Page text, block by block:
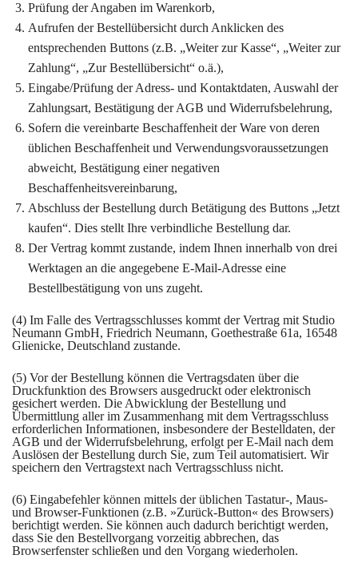
Prüfung der Angaben im Warenkorb,
Aufrufen der Bestellübersicht durch Anklicken des
entsprechenden Buttons (z.B. „Weiter zur Kasse“, „Weiter zur
Zahlung“, „Zur Bestellübersicht“ o.ä.),
Eingabe/Prüfung der Adress- und Kontaktdaten, Auswahl der
Zahlungsart, Bestätigung der AGB und Widerrufsbelehrung,
Sofern die vereinbarte Beschaffenheit der Ware von deren
üblichen Beschaffenheit und Verwendungsvoraussetzungen
abweicht, Bestätigung einer negativen
Beschaffenheitsvereinbarung,
Abschluss der Bestellung durch Betätigung des Buttons „Jetzt
kaufen“. Dies stellt Ihre verbindliche Bestellung dar.
Der Vertrag kommt zustande, indem Ihnen innerhalb von drei
Werktagen an die angegebene E-Mail-Adresse eine
Bestellbestätigung von uns zugeht.
(4) Im Falle des Vertragsschlusses kommt der Vertrag mit Studio
Neumann GmbH, Friedrich Neumann, Goethestraße 61a, 16548
Glienicke, Deutschland zustande.
(5) Vor der Bestellung können die Vertragsdaten über die
Druckfunktion des Browsers ausgedruckt oder elektronisch
gesichert werden. Die Abwicklung der Bestellung und
Übermittlung aller im Zusammenhang mit dem Vertragsschluss
erforderlichen Informationen, insbesondere der Bestelldaten, der
AGB und der Widerrufsbelehrung, erfolgt per E-Mail nach dem
Auslösen der Bestellung durch Sie, zum Teil automatisiert. Wir
speichern den Vertragstext nach Vertragsschluss nicht.
(6) Eingabefehler können mittels der üblichen Tastatur-, Maus-
und Browser-Funktionen (z.B. »Zurück-Button« des Browsers)
berichtigt werden. Sie können auch dadurch berichtigt werden,
dass Sie den Bestellvorgang vorzeitig abbrechen, das
Browserfenster schließen und den Vorgang wiederholen.